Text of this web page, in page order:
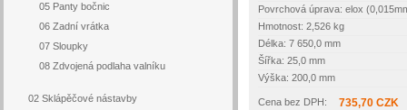
05 Panty bočnic
06 Zadní vrátka
07 Sloupky
08 Zdvojená podlaha valníku
02 Sklápěčové nástavby
Povrchová úprava: elox
Hmotnost: 2,526 kg
Délka: 7 650,0 mm
Šířka: 25,0 mm
Výška: 200,0 mm
Cena bez DPH: 735,70 CZK